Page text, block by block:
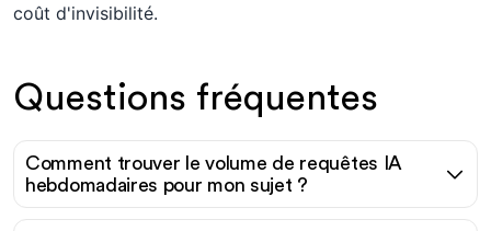
coût d'invisibilité.
Questions fréquentes
Comment trouver le volume de requêtes IA
hebdomadaires pour mon sujet ?